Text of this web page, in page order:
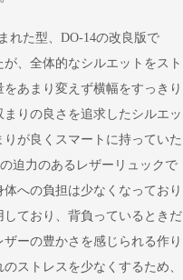
れた型、DO-14の改良版で
、全体的なシルエットをスト
あまり変えず横幅をすっきり
りの良さを追求したシルエッ
が良くスマートに持っていた
迫力のあるレザーリュックで
への負担は少なくなっており
ており、背負っているときだ
ーの豊かさを感じられる作り
ストレスを少なくするため、